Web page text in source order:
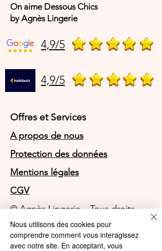
On aime Dessous Chics
by Agnès Lingerie
4,9/5
4,9/5
Offres et Services
A propos de nous
Protection des données
Mentions légales
CGV
© Agnès Lingerie – Tous droits
réservés
Le Journal D'Agnès
Le Journal D'Agnès
Nous utilisons des cookies pour
comprendre comment vous interagissez
avec notre site. En acceptant, vous